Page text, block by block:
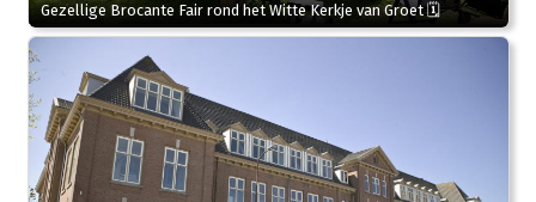
Gezellige Brocante Fair rond het Witte Kerkje van Groet 🗓